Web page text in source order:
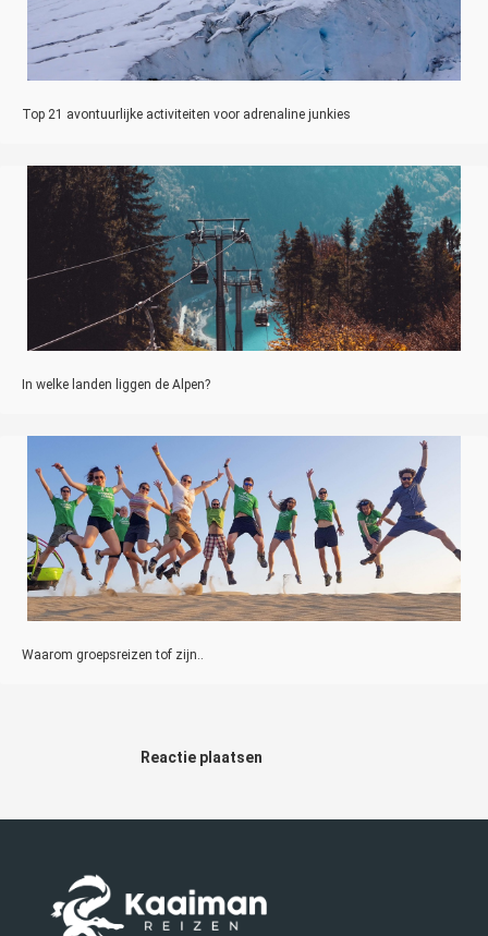
Top 21 avontuurlijke activiteiten voor adrenaline junkies
In welke landen liggen de Alpen?
Waarom groepsreizen tof zijn..
Reactie plaatsen